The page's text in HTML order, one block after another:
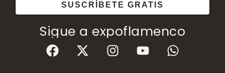
SUSCRÍBETE GRATIS
Sigue a expoflamenco